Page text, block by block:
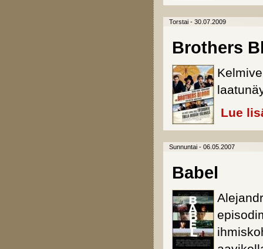
Torstai - 30.07.2009
Brothers
Lue
Sunnuntai - 06.05.2007
Babel